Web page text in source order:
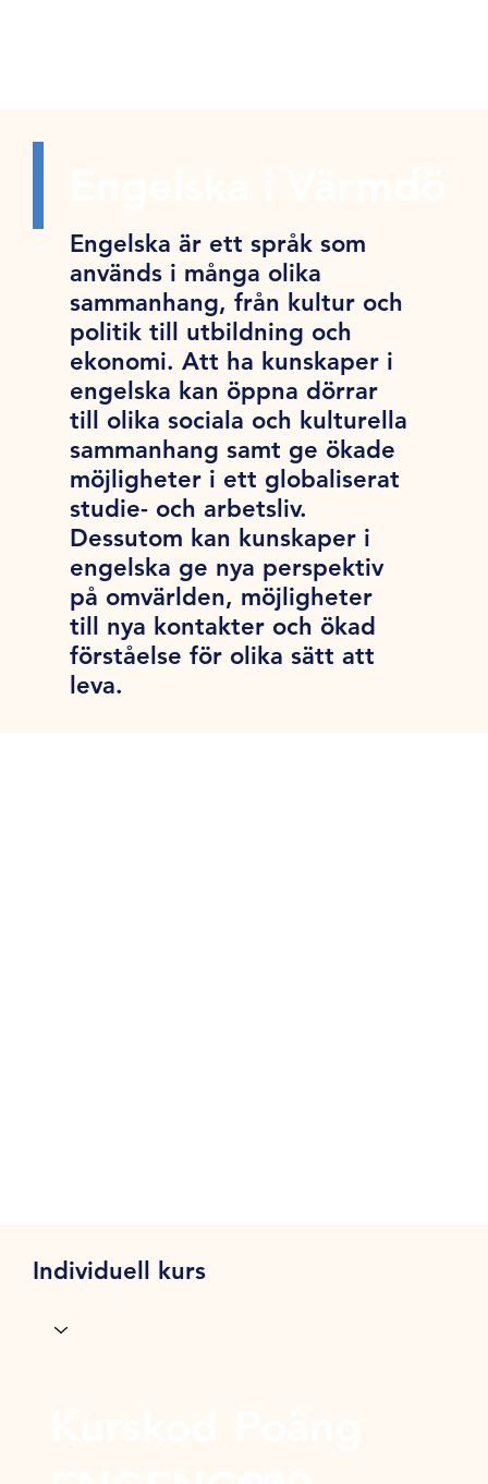
Engelska är ett språk som
används i många olika
sammanhang, från kultur och
politik till utbildning och
ekonomi. Att ha kunskaper i
engelska kan öppna dörrar
till olika sociala och kulturella
sammanhang samt ge ökade
möjligheter i ett globaliserat
studie- och arbetsliv.
Dessutom kan kunskaper i
engelska ge nya perspektiv
på omvärlden, möjligheter
till nya kontakter och ökad
förståelse för olika sätt att
leva.
Individuell kurs